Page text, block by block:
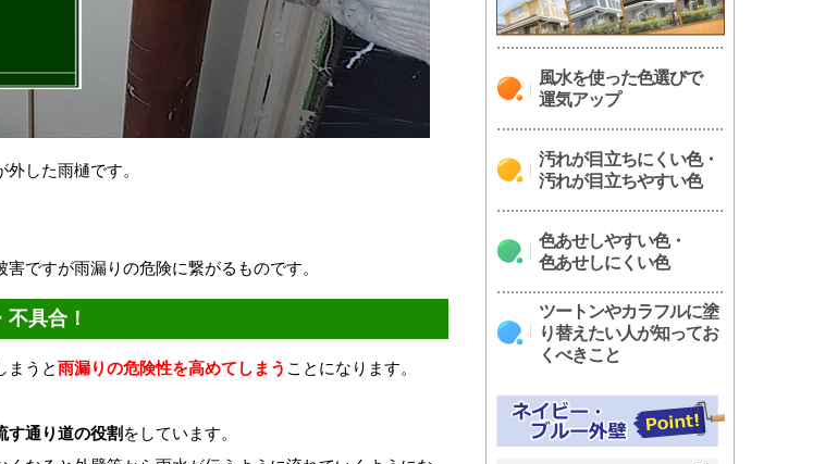
した雨樋です。
ですが雨漏りの危険に繋がるものです。
具合！
まうと雨漏りの危険性を高めてしまう ことになります。
す通り道の役割 をしています。
風水を使った色選びで
運気アップ
汚れが目立ちにくい色・
汚れが目立ちやすい色
色あせしやすい色・
色あせしにくい色
ツートンやカラフルに塗
り替えたい人が知ってお
くべきこと